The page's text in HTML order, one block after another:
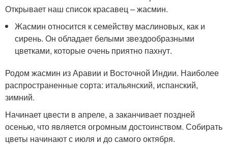
Открывает наш список красавец – жасмин.
Жасмин относится к семейству маслиновых, как и
сирень. Он обладает белыми звездообразными
цветками, которые очень приятно пахнут.
Родом жасмин из Аравии и Восточной Индии. Наиболее
распространенные сорта: итальянский, испанский,
зимний.
Начинает цвести в апреле, а заканчивает поздней
осенью, что является огромным достоинством. Собирать
цветы начинают с июля и до самого октября.